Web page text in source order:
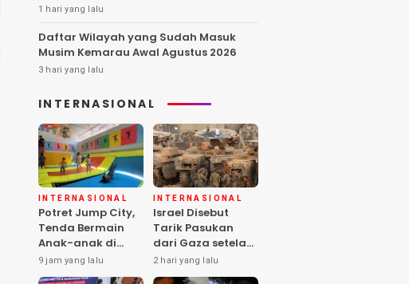
1 hari yang lalu
Daftar Wilayah yang Sudah Masuk
Musim Kemarau Awal Agustus 2026
3 hari yang lalu
INTERNASIONAL
INTERNASIONAL
Potret Jump City,
Tenda Bermain
Anak-anak di
Tengah Perang
Gaza
9 jam yang lalu
INTERNASIONAL
Israel Disebut
Tarik Pasukan
dari Gaza setelah
Hamas Selesai
Serahkan Senjata
2 hari yang lalu